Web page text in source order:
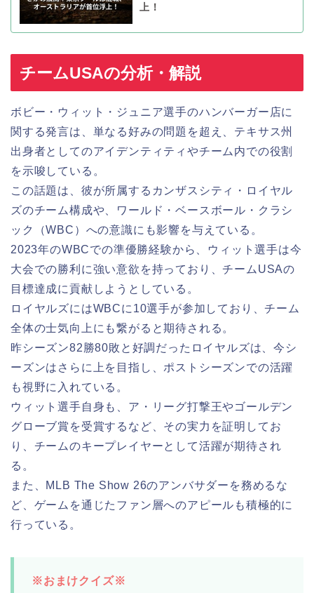
上！
チームUSAの分析・解説
ボビー・ウィット・ジュニア選手のハンバーガー店に
関する発言は、単なる好みの問題を超え、テキサス州
出身者としてのアイデンティティやチーム内での役割
を示唆している。
この話題は、彼が所属するカンザスシティ・ロイヤル
ズのチーム構成や、ワールド・ベースボール・クラシ
ック（WBC）への意識にも影響を与えている。
2023年のWBCでの準優勝経験から、ウィット選手は今
大会での勝利に強い意欲を持っており、チームUSAの
目標達成に貢献しようとしている。
ロイヤルズにはWBCに10選手が参加しており、チーム
全体の士気向上にも繋がると期待される。
昨シーズン82勝80敗と好調だったロイヤルズは、今シ
ーズンはさらに上を目指し、ポストシーズンでの活躍
も視野に入れている。
ウィット選手自身も、ア・リーグ打撃王やゴールデン
グローブ賞を受賞するなど、その実力を証明してお
り、チームのキープレイヤーとして活躍が期待され
る。
また、MLB The Show 26のアンバサダーを務めるな
ど、ゲームを通じたファン層へのアピールも積極的に
行っている。
※おまけクイズ※